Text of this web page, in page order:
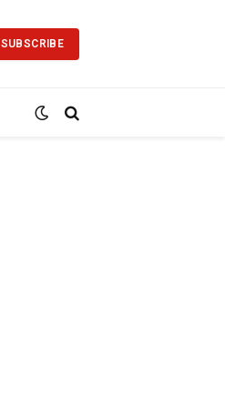
SUBSCRIBE